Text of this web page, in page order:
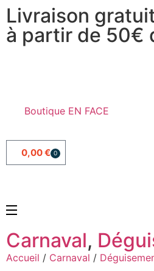
Livraison
à partir de 50€
Boutique EN FACE
0,00€ 0
Carnaval,
Accueil / Carnaval /